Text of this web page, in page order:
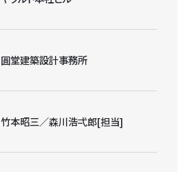
圓堂建築設計事務所
竹本昭三／森川浩弌郎[担当]